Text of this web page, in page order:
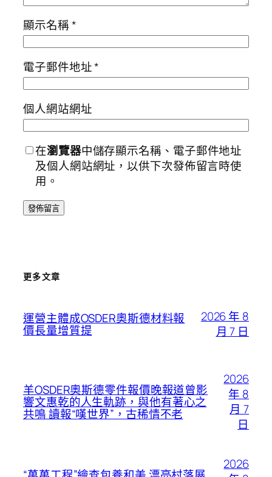
顯示名稱*
電子郵件地址*
個人網站網址
在瀏覽器中儲存顯示名稱、電子郵件地址
及個人網站網址，以供下次發佈留言時使
用。
更多文章
運營主體成OSDER奧斯德材料報
價長量增質提
2026 年 8
月 7 日
羊OSDER奧斯德零件報價晚報道曾影
響文惠乾的人生軌跡，與他有著心之
共鳴 讀報“嘆世界”，古稀情不老
2026
年 8
月 7
日
2026